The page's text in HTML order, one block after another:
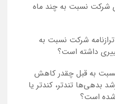
نسبت به چند ماه
شرکت نسبت به
داشته است؟
به قبل چقدر کاهش
تندتر، کندتر یا
شده است؟